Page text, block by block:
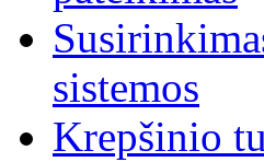
sistemos
Krepšinio